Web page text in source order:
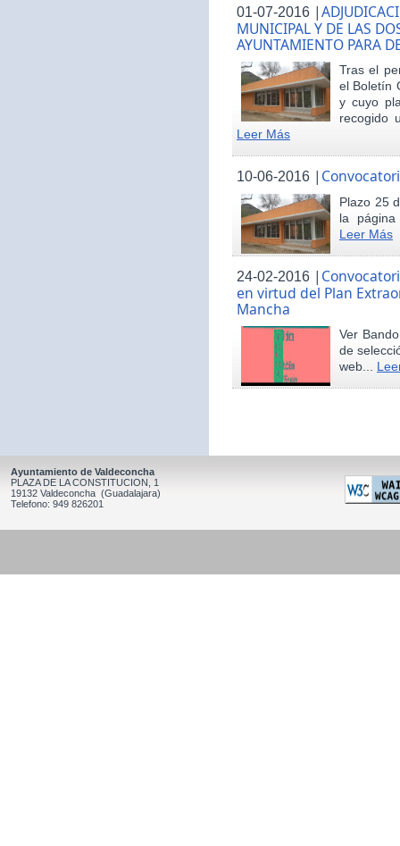
01-07-2016 |
MUNICIPAL Y DE LAS
AYUNTAMIENTO PARA
Tras el
el Boletín
y cuyo
recogido
Leer Más
10-06-2016 |
Plazo 25
la
Leer Más
24-02-2016 |
en virtud del Plan
Mancha
Ver
de
web...
Ayuntamiento de Valdeconcha
PLAZA DE LA CONSTITUCION, 1
19132 Valdeconcha (Guadalajara)
Telefono: 949 826201